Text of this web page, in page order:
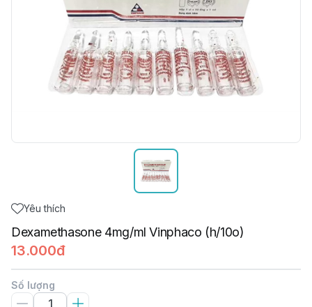
Yêu thích
Dexamethasone 4mg/ml Vinphaco (h/10o)
13.000đ
Số lượng